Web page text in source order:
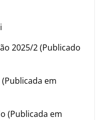
2025/2 (Publicado
em
(Publicada em